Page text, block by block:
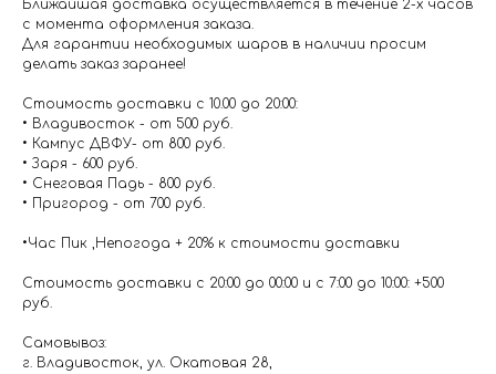
Ближайшая доставка осуществляется в течение 2-х часов
с момента оформления заказа.
Для гарантии необходимых шаров в наличии просим
делать заказ заранее!
Стоимость доставки с 10.00 до 20:00:
• Владивосток - от 500 руб.
• Кампус ДВФУ- от 800 руб.
• Заря - 600 руб.
• Снеговая Падь - 800 руб.
• Пригород - от 700 руб.
•Час Пик ,Непогода + 20% к стоимости доставки
Стоимость доставки с 20:00 до 00:00 и с 7:00 до 10:00: +500
руб.
Самовывоз:
г. Владивосток, ул. Окатовая 28,